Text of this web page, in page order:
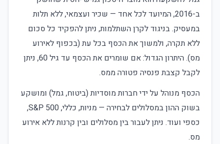
ב-2016, המיועד לכל אחד — שכיר ועצמאי, ללא תלות
במעסיק. בניגוד לקרן השתלמות, ניתן להפקיד כל סכום
ללא תקרה, ולמשוך את הכסף בכל עת (בכפוף לאירוע
מס). היתרון הגדול: אם שומרים את הכסף עד גיל 60, ניתן
לקבל קצבת פנסיה פטורה ממס.
הכסף מנוהל על ידי חברות מוסדיות (ביטוח, גמל) ומושקע
בשוק ההון במסלולים לבחירה — מניות, כללי, S&P 500,
כספי ועוד. ניתן לעבור בין מסלולים ובין קרנות ללא אירוע
מס.